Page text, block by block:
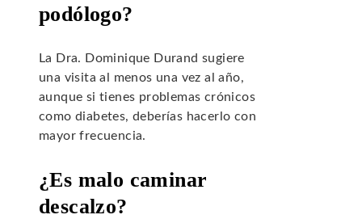
podólogo?
La Dra. Dominique Durand sugiere
una visita al menos una vez al año,
aunque si tienes problemas crónicos
como diabetes, deberías hacerlo con
mayor frecuencia.
¿Es malo caminar
descalzo?